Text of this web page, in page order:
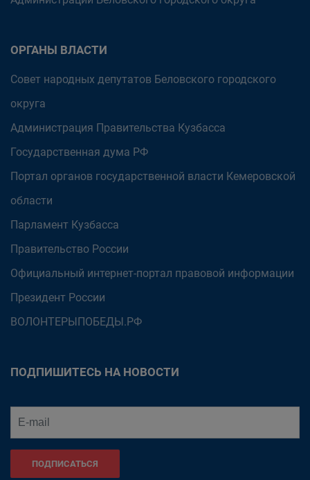
ОРГАНЫ ВЛАСТИ
Совет народных депутатов Беловского городского
округа
Администрация Правительства Кузбасса
Государственная дума РФ
Портал органов государственной власти Кемеровской
области
Парламент Кузбасса
Правительство России
Официальный интернет-портал правовой информации
Президент России
ВОЛОНТЕРЫПОБЕДЫ.РФ
ПОДПИШИТЕСЬ НА НОВОСТИ
ПОДПИСАТЬСЯ